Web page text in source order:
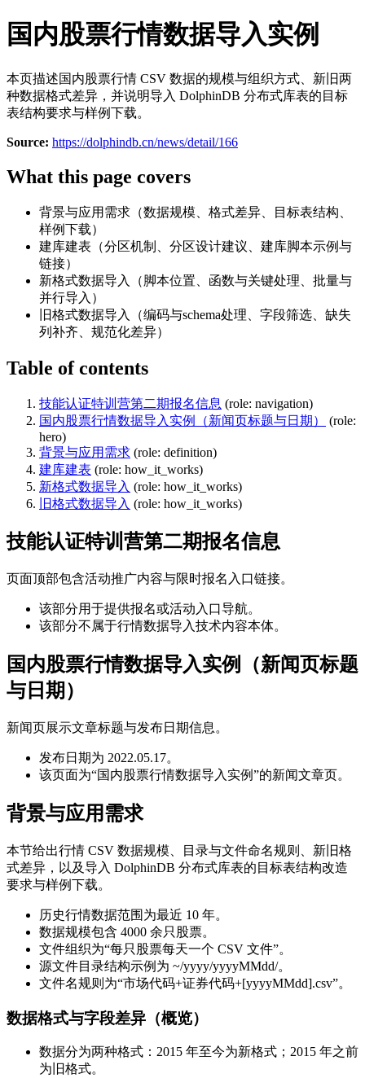
国内股票行情数据导入实例
本页描述国内股票行情 CSV 数据的规模与组织方式、新旧两
种数据格式差异，并说明导入 DolphinDB 分布式库表的目标
表结构要求与样例下载。
Source: https://dolphindb.cn/news/detail/166
What this page covers
背景与应用需求（数据规模、格式差异、目标表结构、
样例下载）
建库建表（分区机制、分区设计建议、建库脚本示例与
链接）
新格式数据导入（脚本位置、函数与关键处理、批量与
并行导入）
旧格式数据导入（编码与schema处理、字段筛选、缺失
列补齐、规范化差异）
Table of contents
技能认证特训营第二期报名信息 (role: navigation)
国内股票行情数据导入实例（新闻页标题与日期）
(role:
hero)
背景与应用需求 (role: definition)
建库建表 (role: how_it_works)
新格式数据导入 (role: how_it_works)
旧格式数据导入 (role: how_it_works)
技能认证特训营第二期报名信息
页面顶部包含活动推广内容与限时报名入口链接。
该部分用于提供报名或活动入口导航。
该部分不属于行情数据导入技术内容本体。
国内股票行情数据导入实例（新闻页标题
与日期）
新闻页展示文章标题与发布日期信息。
发布日期为 2022.05.17。
该页面为“国内股票行情数据导入实例”的新闻文章页。
背景与应用需求
本节给出行情 CSV 数据规模、目录与文件命名规则、新旧格
式差异，以及导入 DolphinDB 分布式库表的目标表结构改造
要求与样例下载。
历史行情数据范围为最近 10 年。
数据规模包含 4000 余只股票。
文件组织为“每只股票每天一个 CSV 文件”。
源文件目录结构示例为 ~/yyyy/yyyyMMdd/。
文件名规则为“市场代码+证券代码+[yyyyMMdd].csv”。
数据格式与字段差异（概览）
数据分为两种格式：2015 年至今为新格式；2015 年之前
为旧格式。